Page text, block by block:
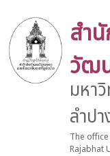
สำ
วัฒ
มหา
ลำปา
The
Rajabhat